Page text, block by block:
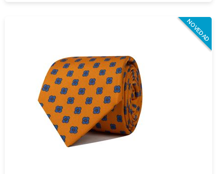
NOVEDAD